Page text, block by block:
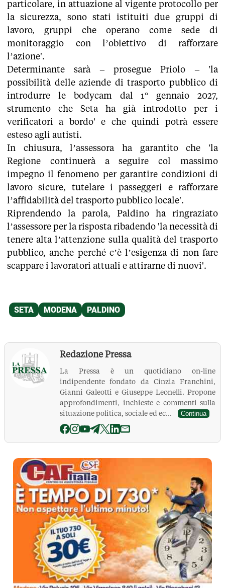
particolare, in attuazione al vigente protocollo per
la sicurezza, sono stati istituiti due gruppi di
lavoro, gruppi che operano come sede di
monitoraggio con l’obiettivo di rafforzare
l’azione'.
Determinante sarà – prosegue Priolo – 'la
possibilità delle aziende di trasporto pubblico di
introdurre le bodycam dal 1° gennaio 2027,
strumento che Seta ha già introdotto per i
verificatori a bordo' e che quindi potrà essere
esteso agli autisti.
In chiusura, l’assessora ha garantito che 'la
Regione continuerà a seguire col massimo
impegno il fenomeno per garantire condizioni di
lavoro sicure, tutelare i passeggeri e rafforzare
l’affidabilità del trasporto pubblico locale'.
Riprendendo la parola, Paldino ha ringraziato
l’assessore per la risposta ribadendo 'la necessità di
tenere alta l’attenzione sulla qualità del trasporto
pubblico, anche perché c’è l’esigenza di non fare
scappare i lavoratori attuali e attirarne di nuovi'.
Redazione Pressa
La Pressa è un quotidiano on-line
indipendente fondato da Cinzia Franchini,
Gianni Galeotti e Giuseppe Leonelli. Propone
approfondimenti, inchieste e commenti sulla
situazione politica, sociale ed ec...
Continua
La Pressa